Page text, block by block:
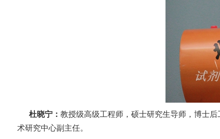
杜晓宁： 教授级高级工程师，硕士研究生导师，博士
术研究中心副主任。